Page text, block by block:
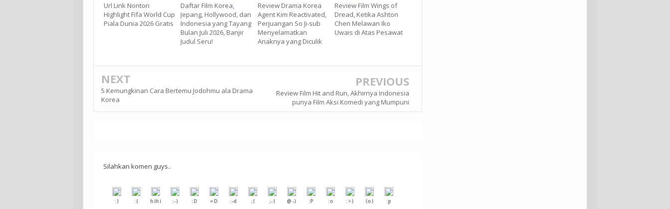
Url Link Nonton
Highlight Fifa World Cup
Piala Dunia 2026 Gratis
Daftar Film Korea,
Jepang, Hollywood, dan
Indonesia yang Tayang
Bulan Juli 2026, Banjir
Judul Seru!
Review Drama Korea
Agent Kim Reactivated,
Perjuangan So Ji-sub
Menyelamatkan
Anaknya yang Diculik
Review Film Wings of
Dread, Ketika Ashton
Chen Melawan Iko
Uwais di Atas Pesawat
NEXT
5 Kemungkinan Cara Bertemu Jodohmu ala Drama
Korea
PREVIOUS
Review Film Hit and Run, Akhirnya Indonesia
punya Film Aksi Komedi yang Mumpuni
Silahkan komen guys..
:) :( hihi :-) :D =D :-d ;( ;-( @-) :P :o :>) (o) :p